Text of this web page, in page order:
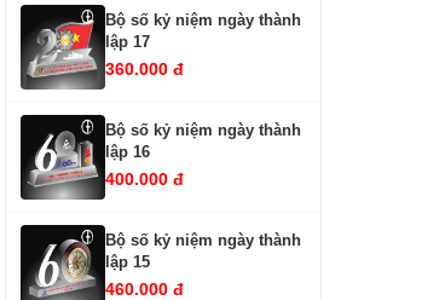
Bộ số kỷ niệm ngày thành
lập 17
360.000 đ
Bộ số kỷ niệm ngày thành
lập 16
400.000 đ
Bộ số kỷ niệm ngày thành
lập 15
460.000 đ